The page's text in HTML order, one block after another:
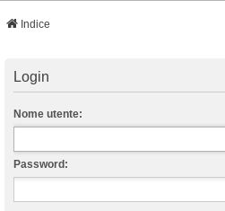
Indice
Login
Nome utente:
Password: